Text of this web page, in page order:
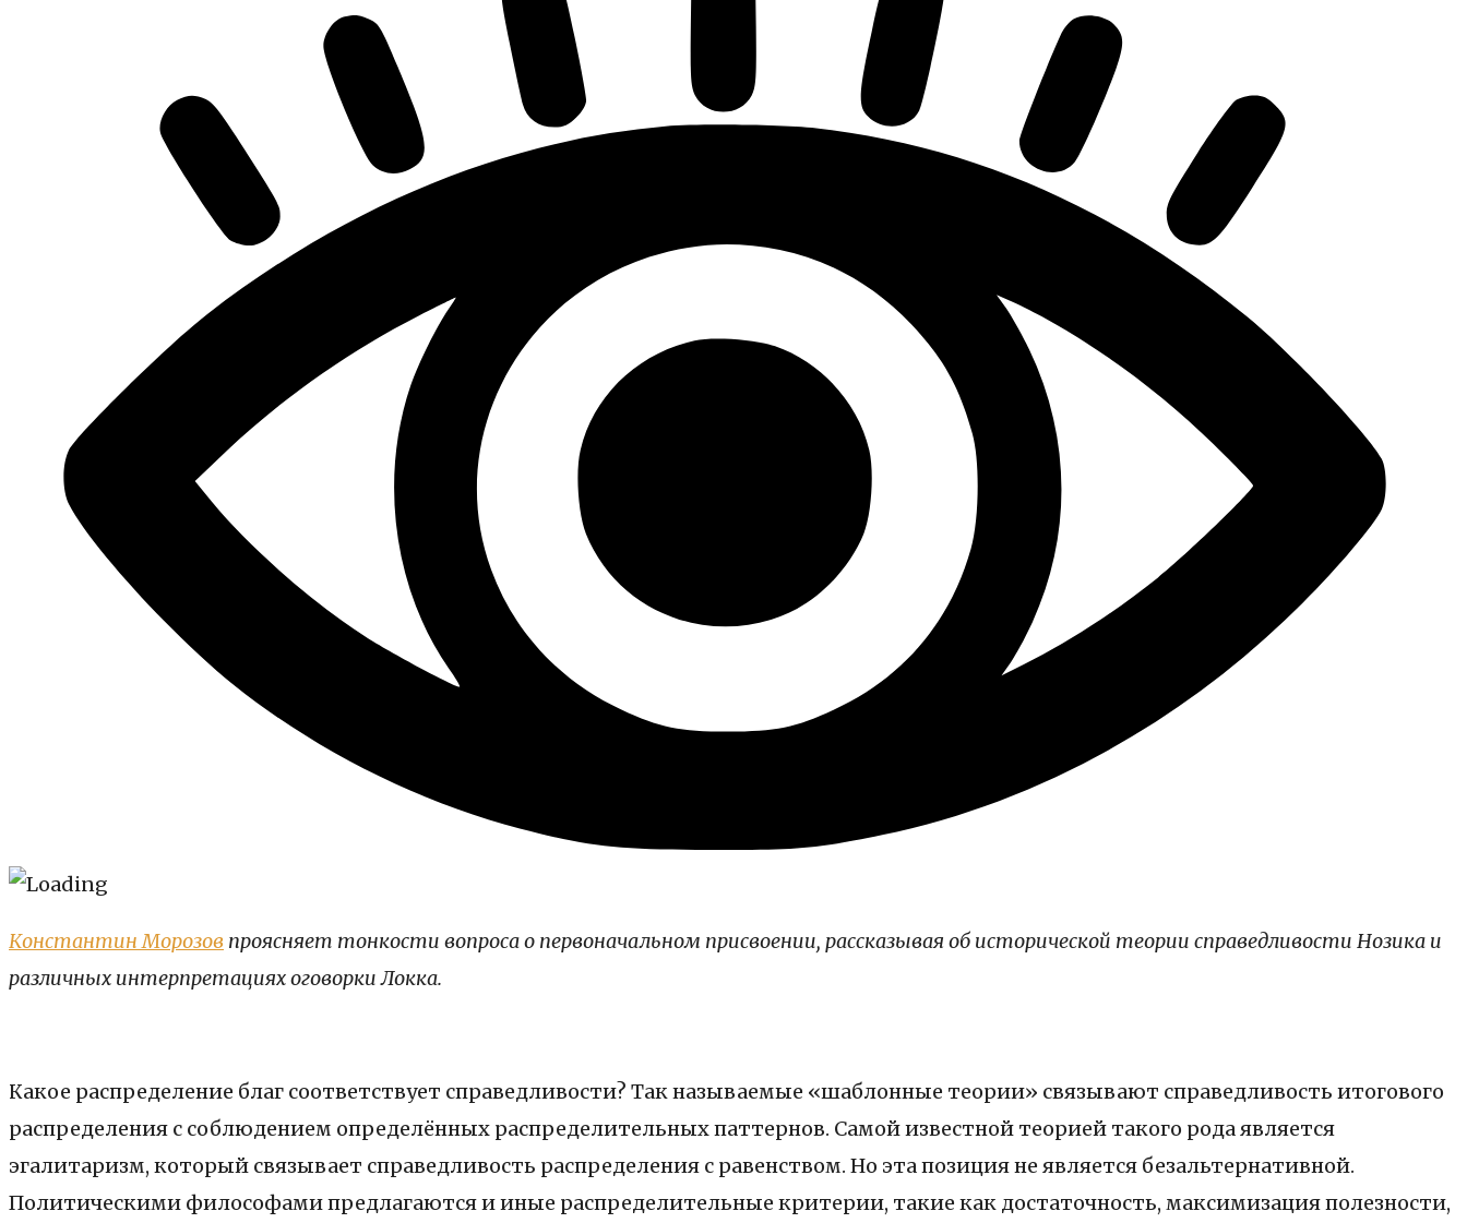
Константин Морозов проясняет тонкости вопроса о первоначальном присвоении, рассказывая об исторической теории справедливости Нозика и
различных интерпретациях оговорки Локка.
Какое распределение благ соответствует справедливости? Так называемые «шаблонные теории» связывают справедливость итогового
распределения с соблюдением определённых распределительных паттернов. Самой известной теорией такого рода является
эгалитаризм, который связывает справедливость распределения с равенством. Но эта позиция не является безальтернативной.
Политическими философами предлагаются и иные распределительные критерии, такие как достаточность, максимизация полезности,